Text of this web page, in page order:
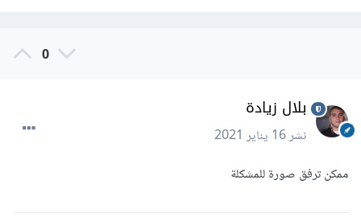
0
بلال زيادة
نشر16 يناير 2021
ممكن ترفق صورة للمشكلة